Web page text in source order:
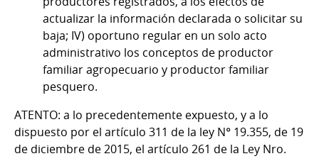
actualizar la información declarada o solicitar su
baja; IV) oportuno regular en un solo acto
administrativo los conceptos de productor
familiar agropecuario y productor familiar
pesquero.
ATENTO: a lo precedentemente expuesto, y a lo
dispuesto por el artículo 311 de la ley N° 19.355, de 19
de diciembre de 2015, el artículo 261 de la Ley Nro.